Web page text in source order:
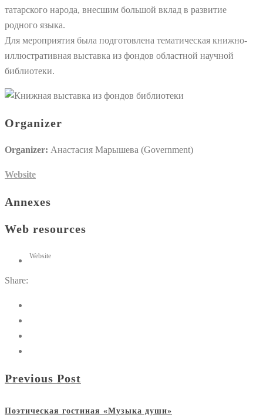
татарского народа, внесшим большой вклад в развитие
родного языка.
Для мероприятия была подготовлена тематическая книжно-
иллюстративная выставка из фондов областной научной
библиотеки.
Organizer
Organizer: Анастасия Марышева (Government)
Website
Annexes
Web resources
Website
Share:
Previous Post
Поэтическая гостиная «Музыка души»